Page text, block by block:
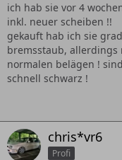
ich hab sie vor 4
inkl. neuer scheiben !!
gekauft hab ich sie
bremsstaub, allerdings
normalen belägen !
schnell schwarz !
chris*vr6
Profi